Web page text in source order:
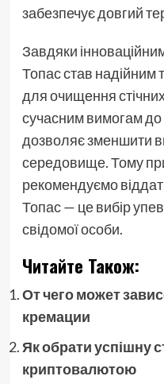
забезпечує довгий
Завдяки
Топас став
для очищення
сучасним вимогам до
дозволяє зменшити
середовище. Тому
рекомендуємо
Топас — це вибір
свідомої особи.
Читайте Також:
От чего может
кремации
Як обрати успішну
криптовалютою